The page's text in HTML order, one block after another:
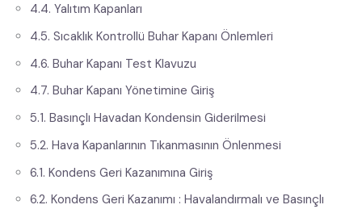
4.4. Yalıtım Kapanları
4.5. Sıcaklık Kontrollü Buhar Kapanı Önlemleri
4.6. Buhar Kapanı Test Klavuzu
4.7. Buhar Kapanı Yönetimine Giriş
5.1. Basınçlı Havadan Kondensin Giderilmesi
5.2. Hava Kapanlarının Tıkanmasının Önlenmesi
6.1. Kondens Geri Kazanımına Giriş
6.2. Kondens Geri Kazanımı : Havalandırmalı ve Basınçlı